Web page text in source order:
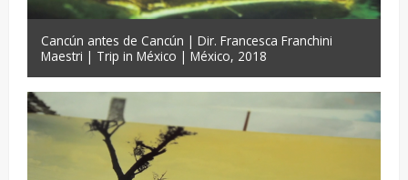
Cancún antes de Cancún | Dir. Francesca Franchini
Maestri | Trip in México | México, 2018